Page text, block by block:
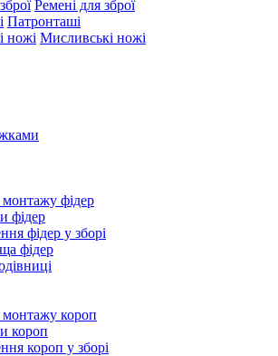
Ремені для зброї
Патронташі
Мисливські ножі
фідер
фідер
фідер у зборі
фідер
монтажу короп
короп
короп у зборі